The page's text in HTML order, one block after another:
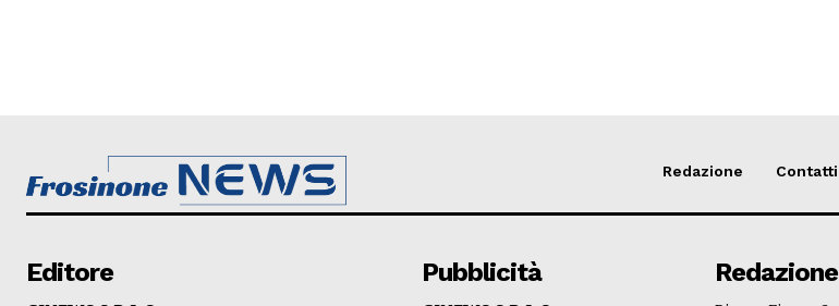
Redazione Contatti
Editore Pubblicità Redazione